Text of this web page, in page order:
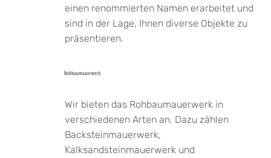
Wir bieten das Rohbaumauerwerk in
verschiedenen Arten an. Dazu zählen
Backsteinmauerwerk,
Kalksandsteinmauerwerk und
Rohbaumauerwerk
einen renommierten Namen erarbeitet und
sind in der Lage, Ihnen diverse Objekte zu
präsentieren.